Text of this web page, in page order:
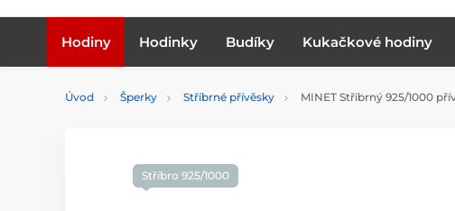
Hodiny Hodinky Budíky Kukačkové hodiny
Úvod Šperky Stříbrné přívěsky MINET Stříbrný 925/1000
Stříbro 925/1000